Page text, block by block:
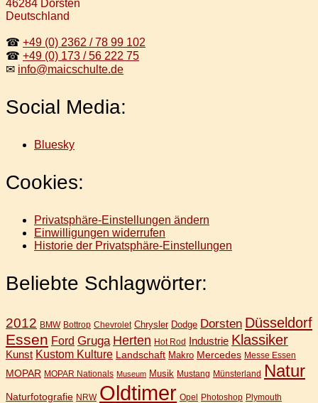
46284 Dorsten
Deutschland
☎ +49 (0) 2362 / 78 99 102
☎ +49 (0) 173 / 56 222 75
✉ info@maicschulte.de
Social Media:
Bluesky
Cookies:
Privatsphäre-Einstellungen ändern
Einwilligungen widerrufen
Historie der Privatsphäre-Einstellungen
Beliebte Schlagwörter:
2012 BMW Bottrop Chevrolet Chrysler Dodge Dorsten Düsseldorf
Essen Ford Gruga Herten Hot Rod Industrie Klassiker
Kunst Kustom Kulture Landschaft Makro Mercedes Messe Essen
MOPAR MOPAR Nationals Museum Musik Mustang Münsterland Natur
Naturfotografie NRW Oldtimer Opel Photoshop Plymouth